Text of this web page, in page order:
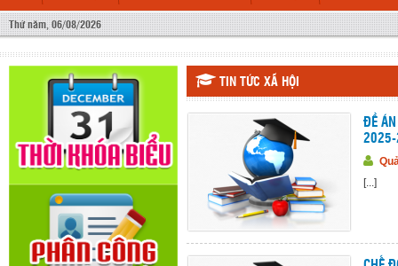
Thứ năm, 06/08/2026
TIN TỨC XÃ HỘI
ĐỀ ÁN
2025-
[...]